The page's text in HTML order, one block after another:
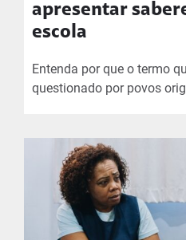
apresentar
escola
Entenda por que o termo
questionado por povos